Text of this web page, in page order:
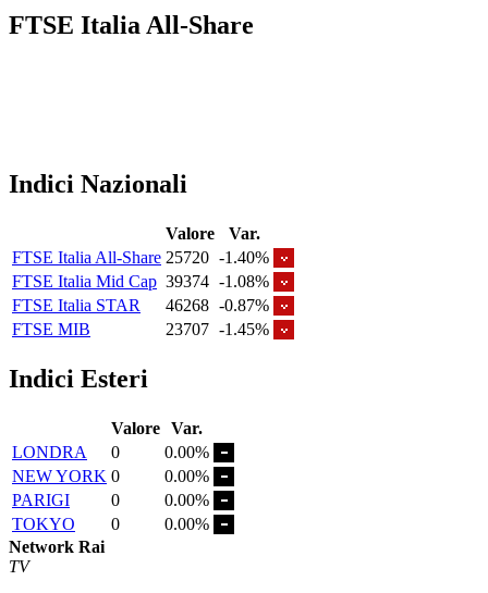
FTSE Italia All-Share
Indici Nazionali
Valore
Var.
FTSE Italia All-Share 25720 -1.40%
FTSE Italia Mid Cap 39374 -1.08%
FTSE Italia STAR
46268 -0.87%
FTSE MIB
23707 -1.45%
Indici Esteri
Valore Var.
LONDRA
0
0.00%
NEW YORK 0
0.00%
PARIGI
0
0.00%
TOKYO
0
0.00%
Network Rai
TV